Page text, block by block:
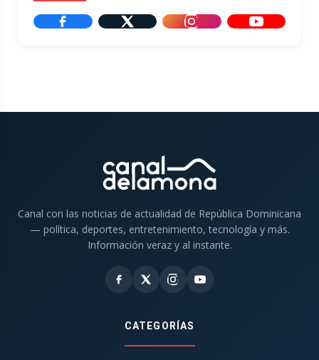
Canal con las noticias de actualidad de República Dominicana
— política, deportes, entretenimiento, tecnología y más.
Información veraz y al instante.
CATEGORÍAS